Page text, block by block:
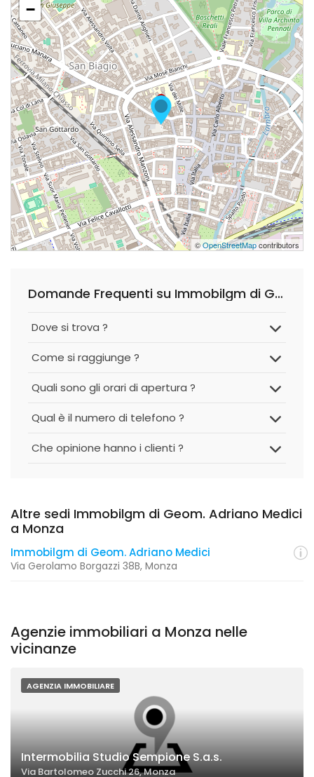
−
©OpenStreetMapcontributors
Domande Frequenti su Immobilgm di Geom. Adriano Medici
Dove si trova ?
Come si raggiunge ?
Quali sono gli orari di apertura ?
Qual è il numero di telefono ?
Che opinione hanno i clienti ?
Altre sedi Immobilgm di Geom. Adriano Medici
a Monza
Immobilgm di Geom. Adriano Medici
Via Gerolamo Borgazzi 38B, Monza
Agenzie immobiliari a Monza nelle
vicinanze
AGENZIA IMMOBILIARE
Intermobilia Studio Sempione S.a.s.
Via Bartolomeo Zucchi 26, Monza